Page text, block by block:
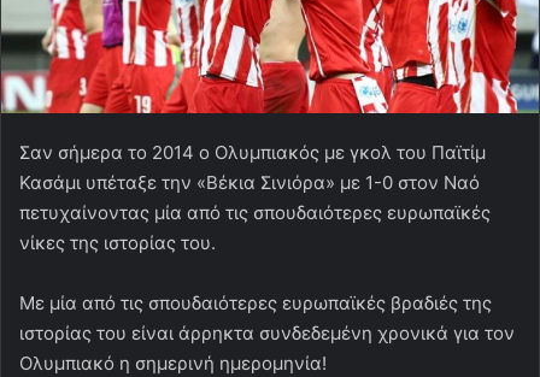
Σαν σήμερα το 2014 ο Ολυμπιακός με γκολ του Παϊτίμ
Κασάμι υπέταξε την «Βέκια Σινιόρα» με 1-0 στον Ναό
πετυχαίνοντας μία από τις σπουδαιότερες ευρωπαϊκές
νίκες της ιστορίας του.
Με μία από τις σπουδαιότερες ευρωπαϊκές βραδιές της
ιστορίας του είναι άρρηκτα συνδεδεμένη χρονικά για τον
Ολυμπιακό η σημερινή ημερομηνία!